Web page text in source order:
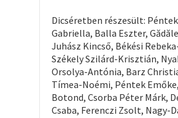
Dicséretben részesült:
Gabriella, Balla Eszter,
Juhász Kincső, Békési
Székely Szilárd-Krisztián,
Orsolya-Antónia, Barz
Tímea-Noémi, Péntek
Botond, Csorba Péter Márk,
Csaba, Ferenczi Zsolt, Nagy-